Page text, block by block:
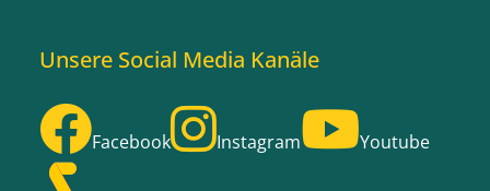
Unsere Social Media Kanäle
Facebook Instagram Youtube